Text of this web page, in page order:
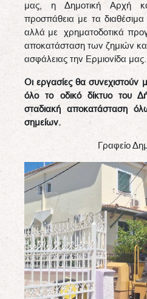
μας, η Δημοτική Αρχή
προσπάθεια με τα διαθέσιμα
αλλά με χρηματοδοτικά
αποκατάσταση των ζημιών
ασφάλειας την Ερμιονίδα μας.
Οι εργασίες θα συνεχιστούν
όλο το οδικό δίκτυο του
σταδιακή αποκατάσταση
σημείων.
Γραφείο